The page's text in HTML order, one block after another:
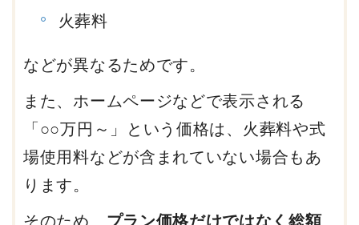
火葬料
などが異なるためです。
また、ホームページなどで表示される
「○○万円～」という価格は、火葬料や式
場使用料などが含まれていない場合もあ
ります。
そのため、 プラン価格だけではなく総額